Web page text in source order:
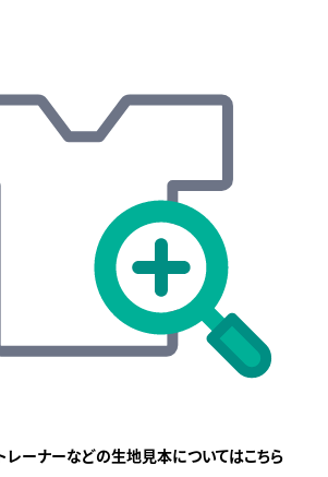
レーナーなどの生地見本についてはこちら